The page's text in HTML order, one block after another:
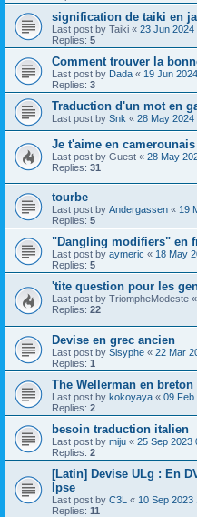
signification de taiki en
Last post by Taiki « 23 Jun 2024
Replies: 5
Comment trouver la
Last post by Dada « 19 Jun
Replies: 3
Traduction d'un mot en
Last post by Snk « 28 May 2024
Je t'aime en camerounais
Last post by Guest « 28 May
Replies: 31
tourbe
Last post by Andergassen « 19
Replies: 5
"Dangling modifiers" en
Last post by aymeric « 18 May
Replies: 5
'tite question pour les
Last post by TriompheModeste «
Replies: 22
Devise en grec ancien
Last post by Sisyphe « 22 Mar
Replies: 1
The Wellerman en breton
Last post by kokoyaya « 09 Feb
Replies: 2
besoin traduction italien
Last post by miju « 25 Sep 2023
Replies: 2
[Latin] Devise ULg : En
Ipse
Last post by C3L « 10 Sep 2023
Replies: 11